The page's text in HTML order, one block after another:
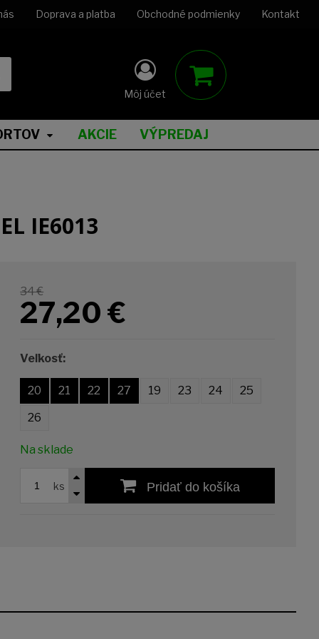
Doprava a platba Obchodné podmienky Kontakt
Môj účet
AKCIE VÝPREDAJ
IE6013
34 €
27,20 €
Veľkosť:
20 21 22 27 19 23 24
25
26
Na sklade
ks Pridať do košíka